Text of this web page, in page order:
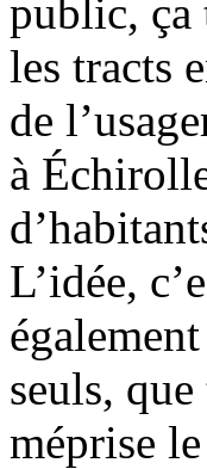
public, ça
les tracts
de
à
L’idée,
seuls,
méprise